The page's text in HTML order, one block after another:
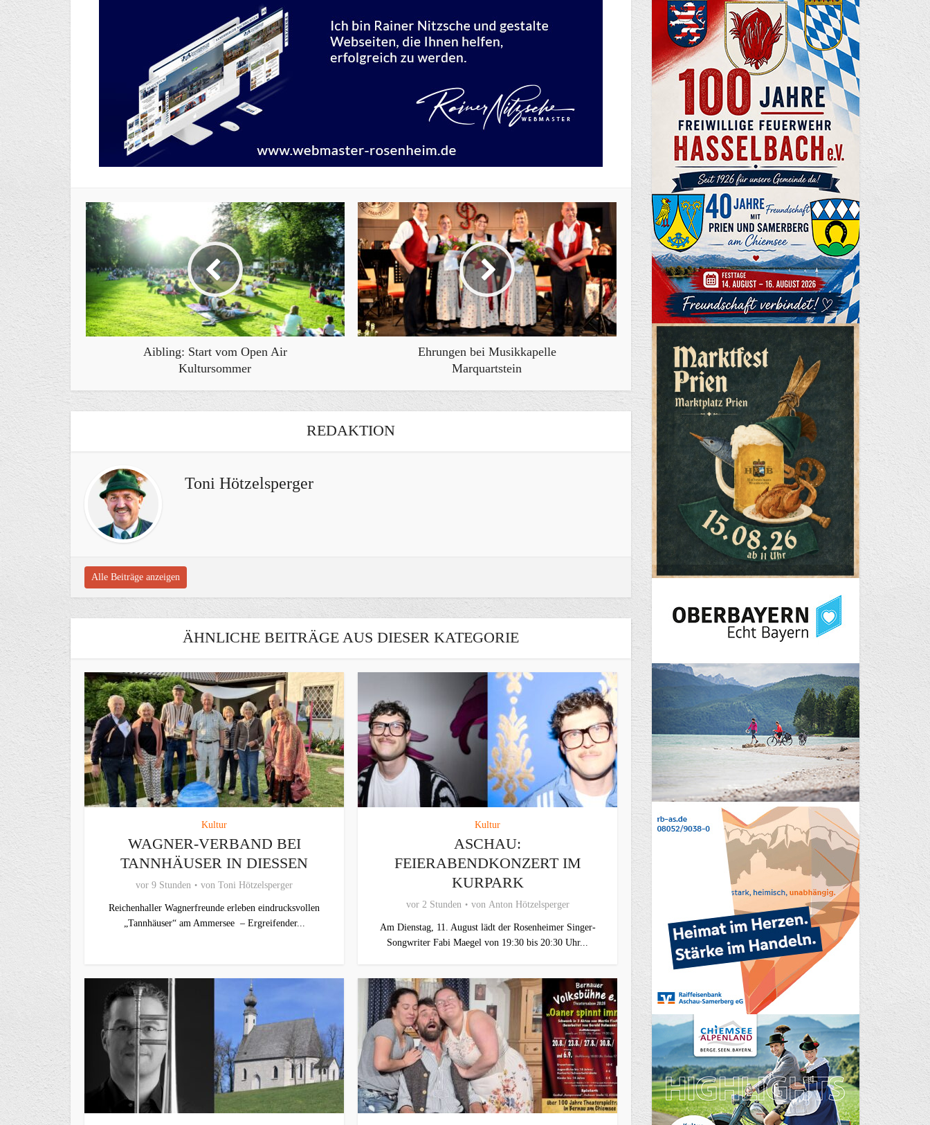
Aibling: Start vom Open Air
Kultursommer
Ehrungen bei Musikkapelle
Marquartstein
REDAKTION
Toni Hötzelsperger
Alle Beiträge anzeigen
ÄHNLICHE BEITRÄGE AUS DIESER KATEGORIE
Kultur
WAGNER-VERBAND BEI
TANNHÄUSER IN DIESSEN
vor 9 Stunden von Toni Hötzelsperger
Reichenhaller Wagnerfreunde erleben eindrucksvollen
„Tannhäuser“ am Ammersee – Ergreifender...
Kultur
ASCHAU:
FEIERABENDKONZERT IM
KURPARK
vor 2 Stunden von Anton Hötzelsperger
Am Dienstag, 11. August lädt der Rosenheimer Singer-
Songwriter Fabi Maegel von 19:30 bis 20:30 Uhr...